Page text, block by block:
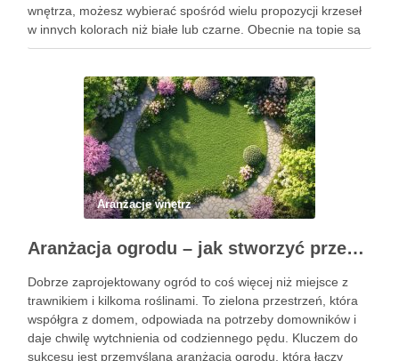
wnętrza, możesz wybierać spośród wielu propozycji krzeseł
w innych kolorach niż białe lub czarne. Obecnie na topie są
neutralne barwy, które skutecznie ocieplą każde
Aranżacje wnętrz
Aranżacja ogrodu – jak stworzyć przestrzeń, która cieszy oczy przez cały rok?
Dobrze zaprojektowany ogród to coś więcej niż miejsce z
trawnikiem i kilkoma roślinami. To zielona przestrzeń, która
współgra z domem, odpowiada na potrzeby domowników i
daje chwilę wytchnienia od codziennego pędu. Kluczem do
sukcesu jest przemyślana aranżacja ogrodu, która łączy